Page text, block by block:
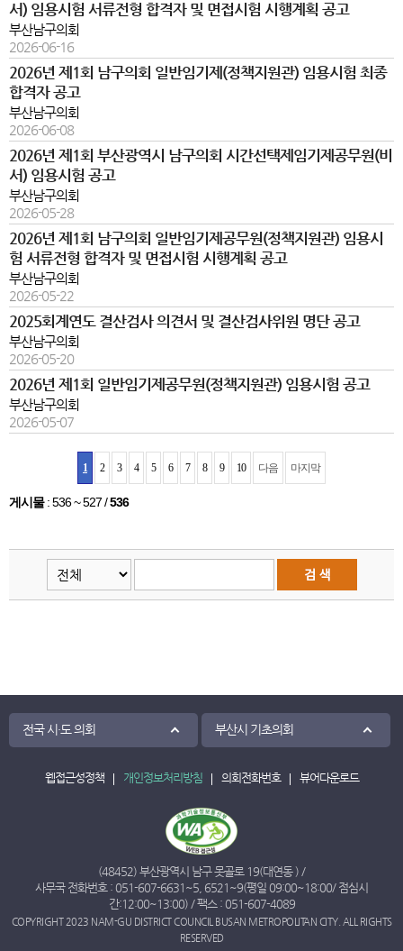
서) 임용시험 서류전형 합격자 및 면접시험 시행계획 공고
부산남구의회
2026-06-16
2026년 제1회 남구의회 일반임기제(정책지원관) 임용시험 최종
합격자 공고
부산남구의회
2026-06-08
2026년 제1회 부산광역시 남구의회 시간선택제임기제공무원(비
서) 임용시험 공고
부산남구의회
2026-05-28
2026년 제1회 남구의회 일반임기제공무원(정책지원관) 임용시
험 서류전형 합격자 및 면접시험 시행계획 공고
부산남구의회
2026-05-22
2025회계연도 결산검사 의견서 및 결산검사위원 명단 공고
부산남구의회
2026-05-20
2026년 제1회 일반임기제공무원(정책지원관) 임용시험 공고
부산남구의회
2026-05-07
1 2 3 4 5 6 7 8 9 10 다음 마지막
게시물: 536 ~ 527 /536
전국 시·도 의회 부산시 기초의회
웹접근성정책 개인정보처리방침 의회전화번호 뷰어다운로드
(48452) 부산광역시 남구 못골로 19(대연동 ) /
사무국 전화번호 : 051-607-6631 ~5 6521 ~9(평일 09:00~18:00/ 점심시
간:12:00~13:00) / 팩스 : 051-607-4089
COPYRIGHT 2023 NAM-GU DISTRICT COUNCIL BUSAN METROPOLITAN CITY. ALL RIGHTS
RESERVED